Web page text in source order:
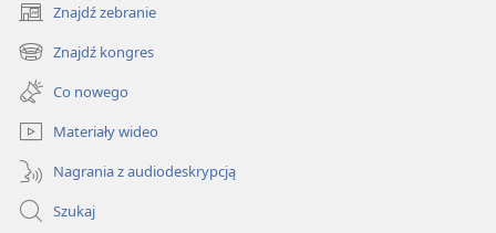
Znajdź zebranie
(opens
new
window)
Znajdź kongres
(opens
new
window)
Co nowego
Materiały wideo
Nagrania z audiodeskrypcją
Szukaj